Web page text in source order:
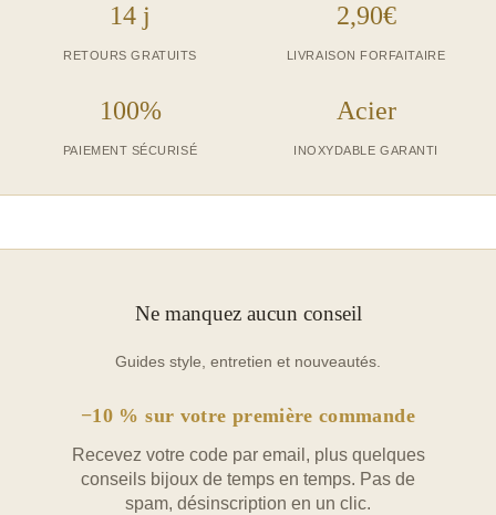
14 j
RETOURS GRATUITS
2,90€
LIVRAISON FORFAITAIRE
100%
PAIEMENT SÉCURISÉ
Acier
INOXYDABLE GARANTI
Ne manquez aucun conseil
Guides style, entretien et nouveautés.
−10 % sur votre première commande
Recevez votre code par email, plus quelques
conseils bijoux de temps en temps. Pas de
spam, désinscription en un clic.